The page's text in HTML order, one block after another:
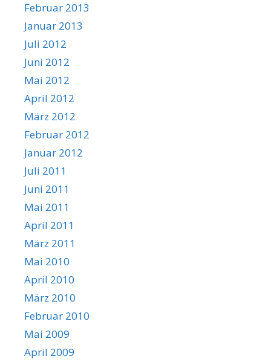
Februar 2013
Januar 2013
Juli 2012
Juni 2012
Mai 2012
April 2012
März 2012
Februar 2012
Januar 2012
Juli 2011
Juni 2011
Mai 2011
April 2011
März 2011
Mai 2010
April 2010
März 2010
Februar 2010
Mai 2009
April 2009